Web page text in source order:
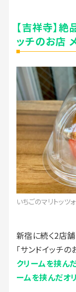
【吉祥寺】絶
ッチのお店
いちごのマリトッツォ
新宿に続く2店
「サンドイッチの
クリームを挟ん
ームを挟んだオ